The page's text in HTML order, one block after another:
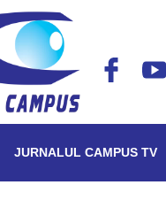
JURNALUL CAMPUS TV